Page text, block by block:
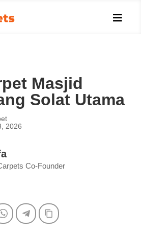

Masjid
Solat Utama
2026
Co-Founder
WhatsAppTelegramCopy Link